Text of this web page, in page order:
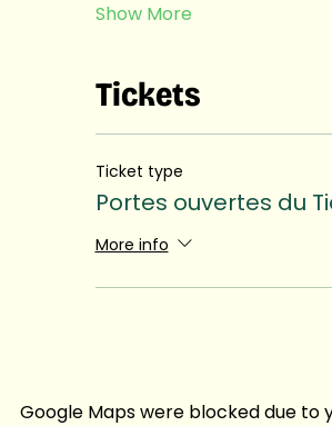
Show More
Tickets
Ticket type
Portes ouvertes du
More info
Google Maps were blocked due to